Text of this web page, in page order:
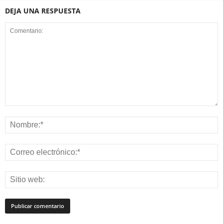
DEJA UNA RESPUESTA